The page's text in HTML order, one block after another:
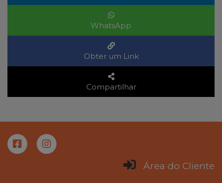
WhatsApp
Obter um Link
Compartilhar
Área do Cliente